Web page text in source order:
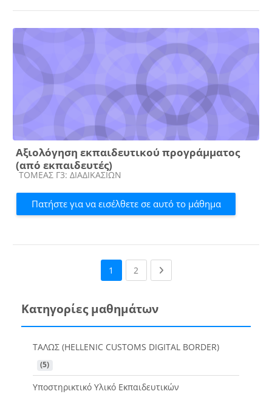
Αξιολόγηση εκπαιδευτικού προγράμματος
(από εκπαιδευτές)
Κατηγορία μαθήματος
ΤΟΜΕΑΣ Γ3: ΔΙΑΔΙΚΑΣΙΩΝ
Πατήστε για να εισέλθετε σε αυτό το μάθημα
1 2 (current)Next page
Κατηγορίες μαθημάτων
ΤΑΛΩΣ (HELLENIC CUSTOMS DIGITAL BORDER)
(5)
Υποστηρικτικό Υλικό Εκπαιδευτικών